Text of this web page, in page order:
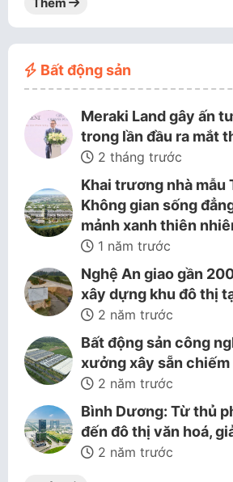
Bất động sản
Meraki Land gây ấn
trong lần đầu ra mắt
2 tháng trước
Khai trương nhà mẫu
Không gian sống
mảnh xanh thiên
1 năm trước
Nghệ An giao gần
xây dựng khu đô thị
2 năm trước
Bất động sản công
xưởng xây sẵn
2 năm trước
Bình Dương: Từ thủ
đến đô thị văn hoá,
2 năm trước